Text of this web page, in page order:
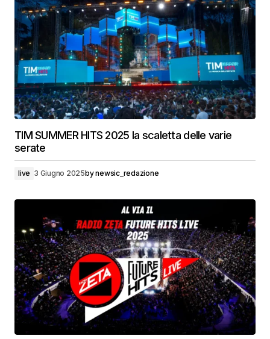
TIM SUMMER HITS 2025 la scaletta delle varie
serate
live 3 Giugno 2025bynewsic_redazione